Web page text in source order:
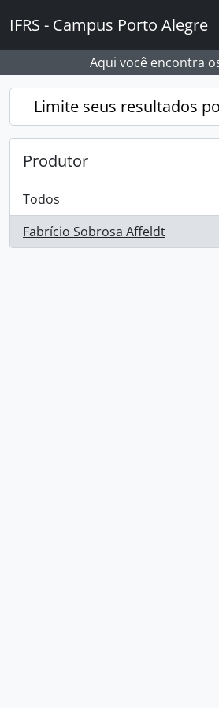
IFRS - Campus Porto Alegre
Aqui você encontra
Limite seus resultados
Produtor
Todos
Fabrício Sobrosa Affeldt
, 1 resultados